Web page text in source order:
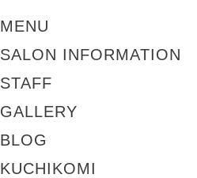
MENU
SALON INFORMATION
STAFF
GALLERY
BLOG
KUCHIKOMI